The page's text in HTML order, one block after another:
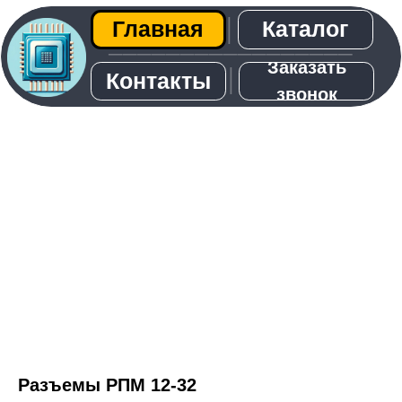
Главная Каталог
Контакты
─────────────────
│
Заказать
звонок
│
Разъемы РПМ 12-32